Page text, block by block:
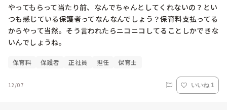
やってもらって当たり前、なんでちゃんとしてくれないの？とい
つも感じている保護者ってなんなんでしょう？保育料支払ってる
からやって当然。そう言われたらニコニコしてることしかできな
いんでしょうね。
保育料 保護者 正社員 担任 保育士
12/07 いいね 1